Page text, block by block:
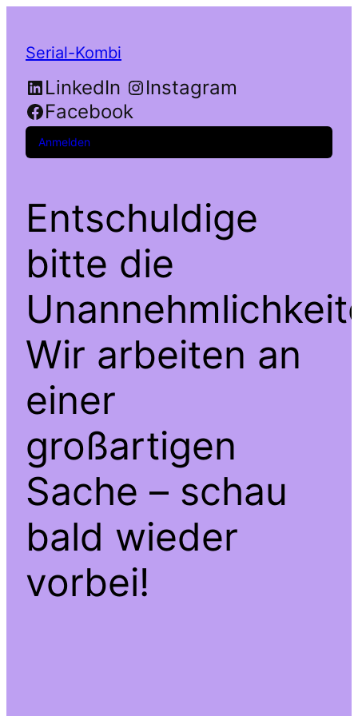
Serial-Kombi
LinkedIn
Instagram
Facebook
Anmelden
Entschuldige
bitte die
Wir arbeiten an
einer
großartigen
Sache – schau
bald wieder
vorbei!